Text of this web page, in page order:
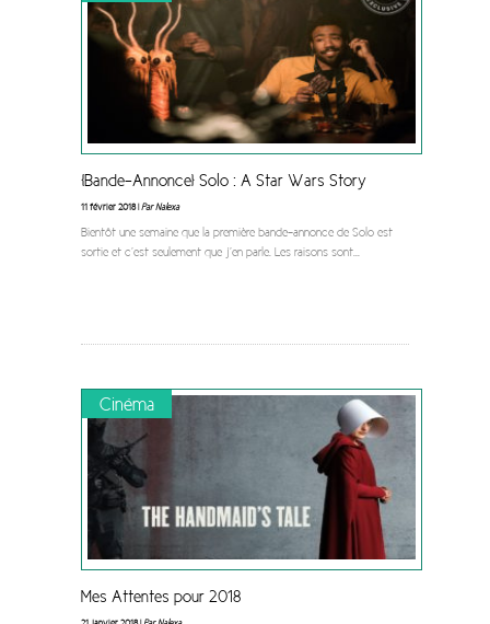
[Bande-Annonce] Solo : A Star Wars Story
11 février 2018 |Par Nalexa
Bientôt une semaine que la première bande-annonce de Solo est
sortie et c’est seulement que j’en parle. Les raisons sont...
Cinéma
Mes Attentes pour 2018